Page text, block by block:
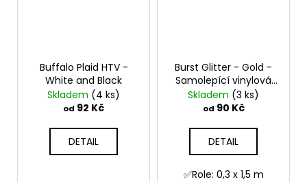
Buffalo Plaid HTV -
White and Black
Skladem (4 ks)
od 92 Kč
DETAIL
Burst Glitter - Gold -
Samolepící vinylová
folie
Skladem (3 ks)
od 90 Kč
DETAIL
✅Role: 0,3 x 1,5 m